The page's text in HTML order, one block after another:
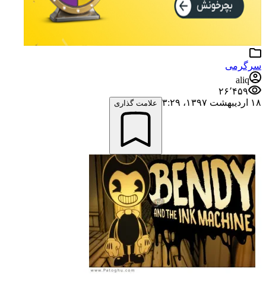
سرگرمی
aliq
۲۶٬۴۵۹
۱۸ اردیبهشت ۱۳۹۷،‏ ۳:۲۹
علامت گذاری